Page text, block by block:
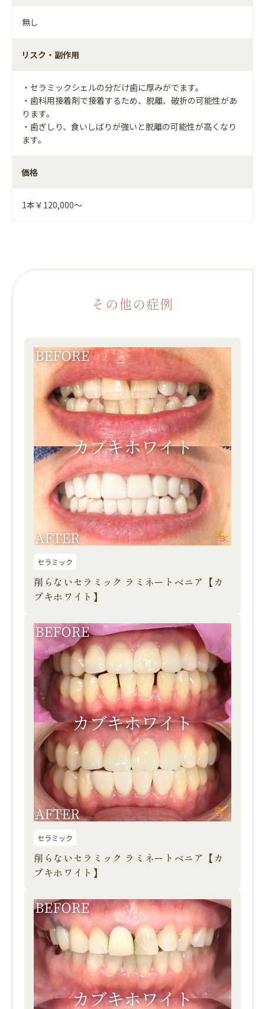
無し
リスク・副作用
・セラミックシェルの分だけ歯に厚みがでます。
・歯科用接着剤で接着するため、脱離、破折の可能性があ
ります。
・歯ぎしり、食いしばりが強いと脱離の可能性が高くなり
ます。
価格
1本￥120,000～
その他の症例
セラミック
削らないセラミック ラミネートベニア【カ
ブキホワイト】
セラミック
削らないセラミック ラミネートベニア【カ
ブキホワイト】